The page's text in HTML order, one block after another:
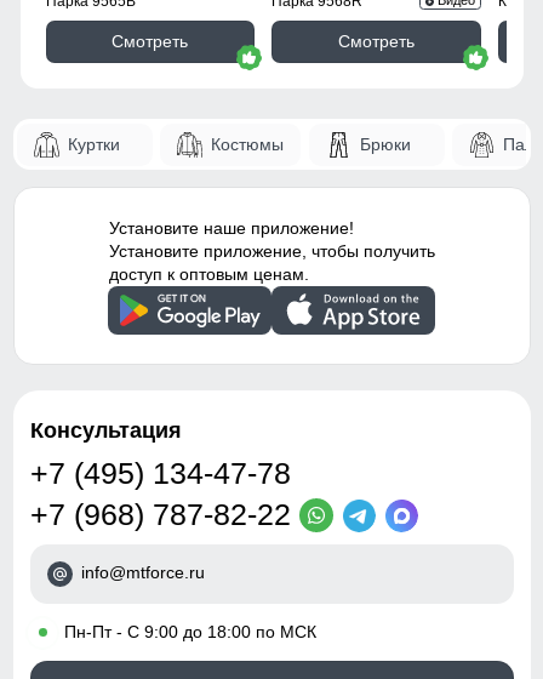
Фиксаторы отсутствуют
Декоративные элементы
молнии, декоративная
стёжка
Особенности модели
потайной карман -
водоотталкивающий
материал -
гипоаллергенный
материал - дышащий
материал
Дизайн и стиль
Стиль
городской, повседневный,
Смотреть Смотреть
Куртки Костюмы Брюки
Установите наше приложение!
Установите приложение, чтобы получить
доступ к оптовым ценам.
Консультация
+7 (495) 134-47-78
+7 (968) 787-82-22
info@mtforce.ru
• Пн-Пт - С 9:00 до 18:00 по МСК